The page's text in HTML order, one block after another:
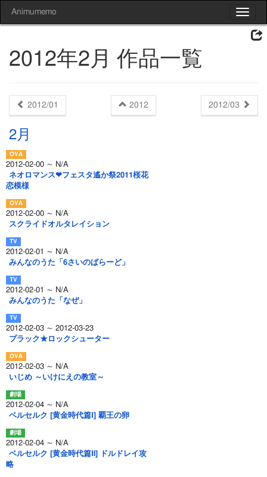
Toggle
Animumemo
2012年2月 作品一覧
2012/01 2012 2012/03
2月
2012-02-00 ～ N/A
ネオロマンス❤フェスタ遙か祭2011桜花
恋模様
2012-02-00 ～ N/A
スクライドオルタレイション
2012-02-01 ～ N/A
みんなのうた「6さいのばらーど」
2012-02-01 ～ N/A
みんなのうた「なぜ」
2012-02-03 ～ 2012-03-23
プラック★ロックシューター
2012-02-03 ～ N/A
いじめ ～いけにえの教室～
2012-02-04 ～ N/A
ベルセルク [黄金時代篇Ⅰ] 覇王の卵
2012-02-04 ～ N/A
ベルセルク [黄金時代篇Ⅱ] ドルドレイ攻
略